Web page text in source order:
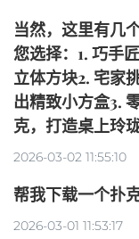
当然，这里有几
您选择：1. 巧手
立体方块2. 宅家
出精致小方盒3.
克，打造桌上玲
2026-03-02 11:55:10
帮我下载一个扑
2026-03-01 11:53:17